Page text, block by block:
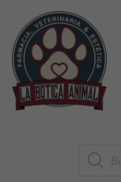
Saltar
al
contenido